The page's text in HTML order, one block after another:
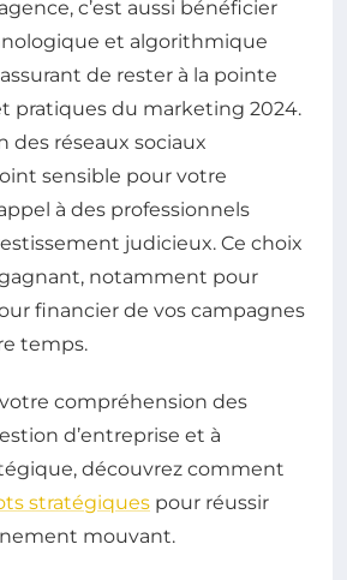
c’est aussi bénéficier
et algorithmique
de rester à la pointe
pratiques du marketing 2024.
des réseaux sociaux
sensible pour votre
à des professionnels
judicieux. Ce choix
gagnant, notamment pour
financier de vos campagnes
temps.
compréhension des
d’entreprise et à
découvrez comment
stratégiques pour réussir
mouvant.